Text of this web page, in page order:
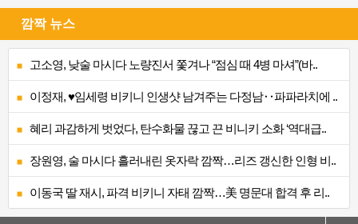
깜짝 뉴스
고소영, 낮술 마시다 노량진서 쫓겨나 “점심 때 4병 마셔”(바..
이정재, ♥임세령 비키니 인생샷 남겨주는 다정남‥파파라치에 ..
혜리 과감하게 벗었다, 탄수화물 끊고 끈 비니키 소화 ‘역대급..
장원영, 술 마시다 흘러내린 옷자락 깜짝…리즈 갱신한 인형 비..
이동국 딸 재시, 파격 비키니 자태 깜짝…美 명문대 합격 후 리..